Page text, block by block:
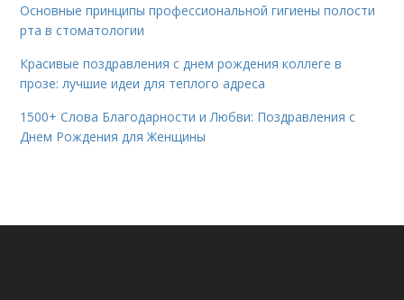
Основные принципы профессиональной гигиены полости
рта в стоматологии
Красивые поздравления с днем рождения коллеге в
прозе: лучшие идеи для теплого адреса
1500+ Слова Благодарности и Любви: Поздравления с
Днем Рождения для Женщины